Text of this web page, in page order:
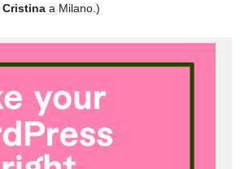
Cristina a Milano.)